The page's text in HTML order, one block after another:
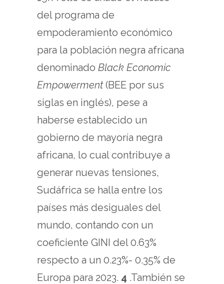
del programa de
empoderamiento económico
para la población negra africana
denominado Black Economic
Empowerment(BEE por sus
siglas en inglés), pese a
haberse establecido un
gobierno de mayoría negra
africana, lo cual contribuye a
generar nuevas tensiones,
Sudáfrica se halla entre los
países más desiguales del
mundo, contando con un
coeficiente GINI del 0.63%
respecto a un 0.23%- 0.35% de
Europa para 2023. 4 .También se